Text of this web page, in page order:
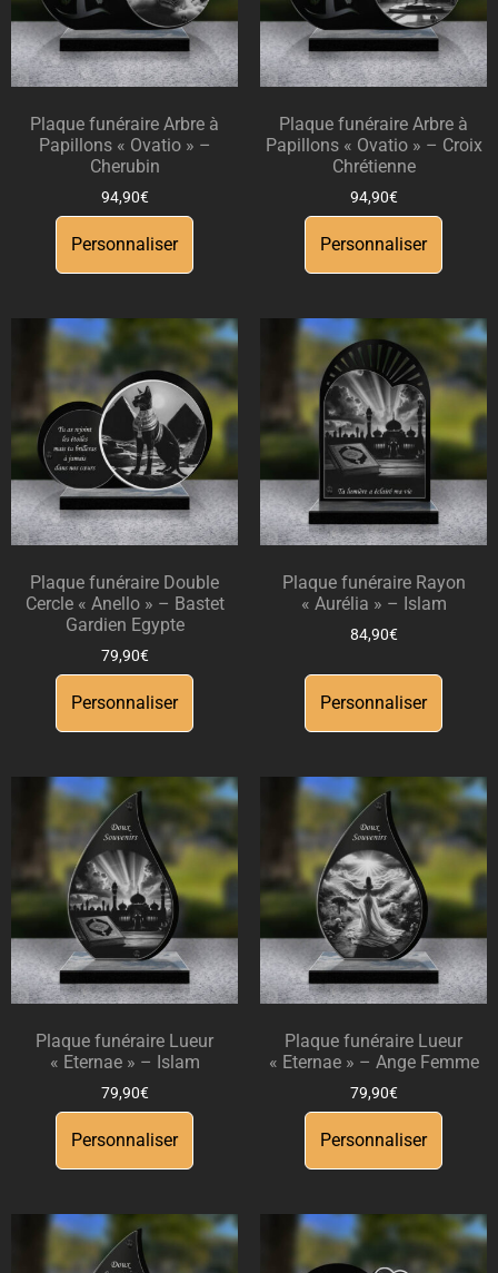
Plaque funéraire Arbre à
Papillons « Ovatio » –
Cherubin
94,90€
Personnaliser
Plaque funéraire Arbre à
Papillons « Ovatio » – Croix
Chrétienne
94,90€
Personnaliser
Plaque funéraire Double
Cercle « Anello » – Bastet
Gardien Egypte
79,90€
Personnaliser
Plaque funéraire Rayon
« Aurélia » – Islam
84,90€
Personnaliser
Plaque funéraire Lueur
« Eternae » – Islam
79,90€
Personnaliser
Plaque funéraire Lueur
« Eternae » – Ange Femme
79,90€
Personnaliser